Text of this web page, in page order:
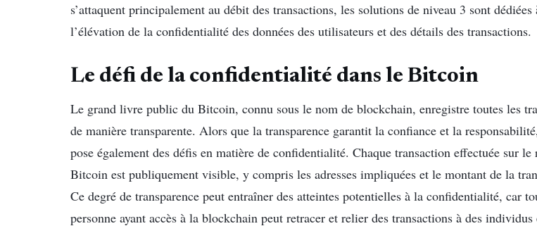
s’attaquent principalement au débit des transactions, les solutions de niveau 3 sont dédiées
l’élévation de la confidentialité des données des utilisateurs et des détails des transactions.
Le défi de la confidentialité dans le Bitcoin
Le grand livre public du Bitcoin, connu sous le nom de blockchain, enregistre toutes les
de manière transparente. Alors que la transparence garantit la confiance et la
pose également des défis en matière de confidentialité. Chaque transaction effectuée sur le
Bitcoin est publiquement visible, y compris les adresses impliquées et le montant de la
Ce degré de transparence peut entraîner des atteintes potentielles à la confidentialité, car
personne ayant accès à la blockchain peut retracer et relier des transactions à des individus